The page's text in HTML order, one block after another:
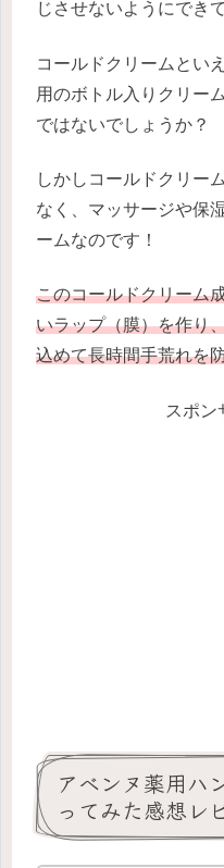
じさせないようにでき
コールドクリームとい
用のボトル入りクリー
ではないでしょうか？
しかしコールドクリー
なく、マッサージや保
ームなのです！
このコールドクリーム
いラップ（膜）を作り
込めて長時間手荒れを
スポン
アベンヌ薬用ハ
ってみた感想レ